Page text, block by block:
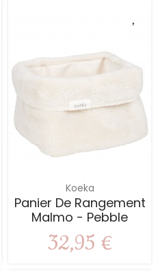
Koeka
Panier De Rangement
Malmo - Pebble
32,95 €